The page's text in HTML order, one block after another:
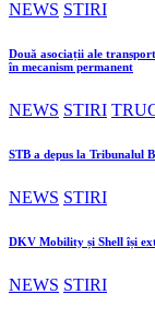
NEWS STIRI
Două asociații ale
în mecanism permanent
NEWS STIRI
STB a depus la Tribunalul
NEWS STIRI
DKV Mobility și Shell își
NEWS STIRI